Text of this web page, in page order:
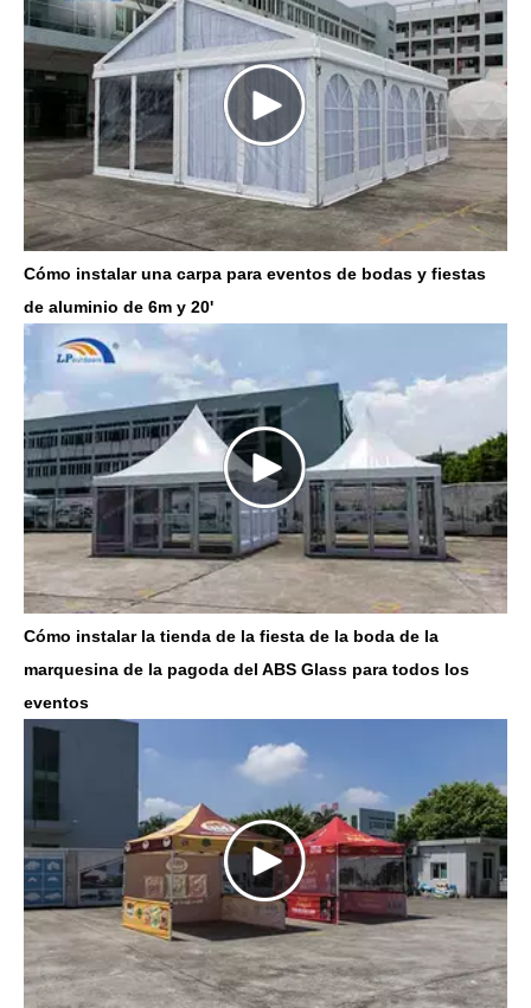
Cómo instalar una carpa para eventos de bodas y fiestas
de aluminio de 6m y 20'
Cómo instalar la tienda de la fiesta de la boda de la
marquesina de la pagoda del ABS Glass para todos los
eventos